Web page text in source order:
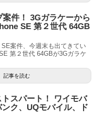
案件！ 3Gガラケーから
SE 第２世代 64GB
案件、今週末も出てきてい
第２世代 64GBが3Gガラケ
記事を読む
トスパート！ ワイモバ
ク、UQモバイル、ド